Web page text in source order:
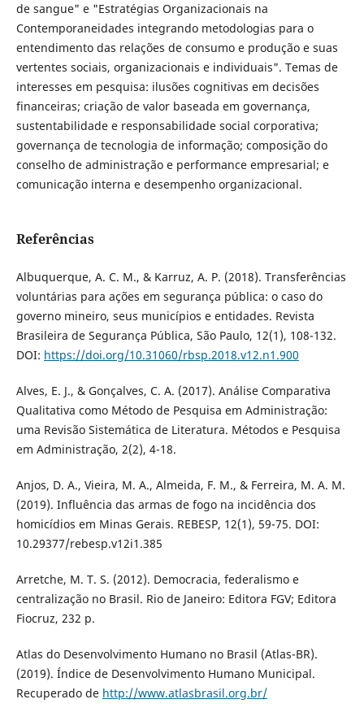
de sangue" e "Estratégias Organizacionais na
Contemporaneidades integrando metodologias para o
entendimento das relações de consumo e produção e suas
vertentes sociais, organizacionais e individuais". Temas de
interesses em pesquisa: ilusões cognitivas em decisões
financeiras; criação de valor baseada em governança,
sustentabilidade e responsabilidade social corporativa;
governança de tecnologia de informação; composição do
conselho de administração e performance empresarial; e
comunicação interna e desempenho organizacional.
Referências
Albuquerque, A. C. M., & Karruz, A. P. (2018). Transferências
voluntárias para ações em segurança pública: o caso do
governo mineiro, seus municípios e entidades. Revista
Brasileira de Segurança Pública, São Paulo, 12(1), 108-132.
DOI: https://doi.org/10.31060/rbsp.2018.v12.n1.900
Alves, E. J., & Gonçalves, C. A. (2017). Análise Comparativa
Qualitativa como Método de Pesquisa em Administração:
uma Revisão Sistemática de Literatura. Métodos e Pesquisa
em Administração, 2(2), 4-18.
Anjos, D. A., Vieira, M. A., Almeida, F. M., & Ferreira, M. A. M.
(2019). Influência das armas de fogo na incidência dos
homicídios em Minas Gerais. REBESP, 12(1), 59-75. DOI:
10.29377/rebesp.v12i1.385
Arretche, M. T. S. (2012). Democracia, federalismo e
centralização no Brasil. Rio de Janeiro: Editora FGV; Editora
Fiocruz, 232 p.
Atlas do Desenvolvimento Humano no Brasil (Atlas-BR).
(2019). Índice de Desenvolvimento Humano Municipal.
Recuperado de http://www.atlasbrasil.org.br/